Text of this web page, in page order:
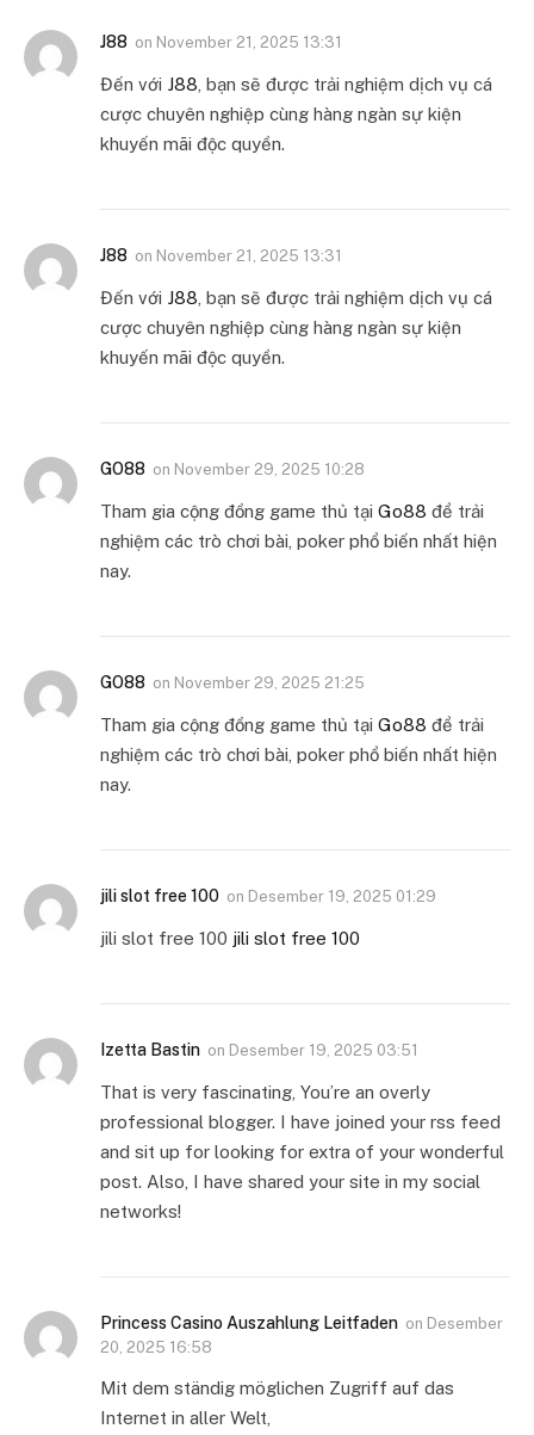
J88 on November 21, 2025 13:31
Đến với J88 , bạn sẽ được trải nghiệm dịch vụ cá
cược chuyên nghiệp cùng hàng ngàn sự kiện
khuyến mãi độc quyền.
J88 on November 21, 2025 13:31
Đến với J88 , bạn sẽ được trải nghiệm dịch vụ cá
cược chuyên nghiệp cùng hàng ngàn sự kiện
khuyến mãi độc quyền.
GO88 on November 29, 2025 10:28
Tham gia cộng đồng game thủ tại Go88 để trải
nghiệm các trò chơi bài, poker phổ biến nhất hiện
nay.
GO88 on November 29, 2025 21:25
Tham gia cộng đồng game thủ tại Go88 để trải
nghiệm các trò chơi bài, poker phổ biến nhất hiện
nay.
jili slot free 100 on Desember 19, 2025 01:29
jili slot free 100 jili slot free 100
Izetta Bastin on Desember 19, 2025 03:51
That is very fascinating, You’re an overly
professional blogger. I have joined your rss feed
and sit up for looking for extra of your wonderful
post. Also, I have shared your site in my social
networks!
Princess Casino Auszahlung Leitfaden on Desember
20, 2025 16:58
Mit dem ständig möglichen Zugriff auf das
Internet in aller Welt,